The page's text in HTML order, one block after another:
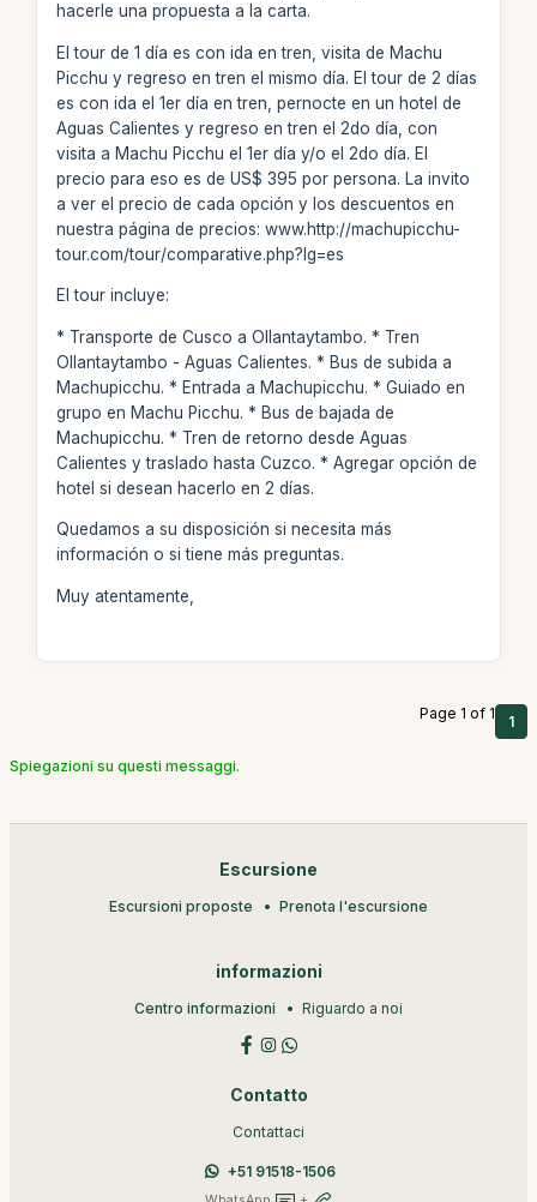
hacerle una propuesta a la carta.
El tour de 1 día es con ida en tren, visita de Machu
Picchu y regreso en tren el mismo día. El tour de 2 días
es con ida el 1er día en tren, pernocte en un hotel de
Aguas Calientes y regreso en tren el 2do día, con
visita a Machu Picchu el 1er día y/o el 2do día. El
precio para eso es de US$ 395 por persona. La invito
a ver el precio de cada opción y los descuentos en
nuestra página de precios: www.http://machupicchu-
tour.com/tour/comparative.php?lg=es
El tour incluye:
* Transporte de Cusco a Ollantaytambo. * Tren
Ollantaytambo - Aguas Calientes. * Bus de subida a
Machupicchu. * Entrada a Machupicchu. * Guiado en
grupo en Machu Picchu. * Bus de bajada de
Machupicchu. * Tren de retorno desde Aguas
Calientes y traslado hasta Cuzco. * Agregar opción de
hotel si desean hacerlo en 2 días.
Quedamos a su disposición si necesita más
información o si tiene más preguntas.
Muy atentamente,
Page 1 of 1 1
Spiegazioni su questi messaggi.
Escursione
Escursioni proposte Prenota l'escursione
informazioni
Centro informazioni Riguardo a noi
Contatto
Contattaci
+51 91518-1506